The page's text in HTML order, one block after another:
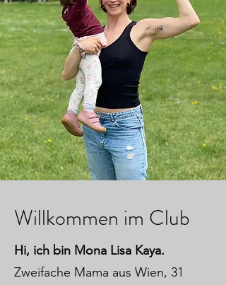
Willkommen im Club
Hi, ich bin Mona Lisa Kaya.
Zweifache Mama aus Wien, 31